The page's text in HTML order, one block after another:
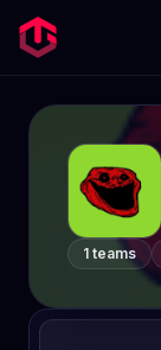
1 teams